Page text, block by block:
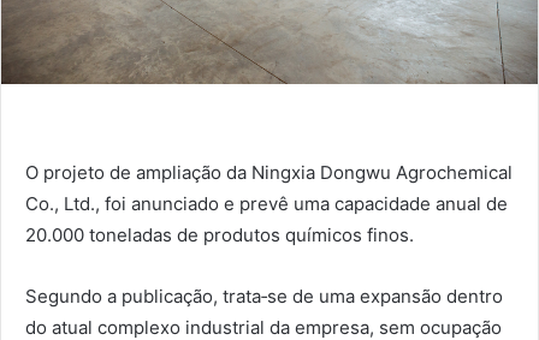
O projeto de ampliação da Ningxia Dongwu Agrochemical
Co., Ltd., foi anunciado e prevê uma capacidade anual de
20.000 toneladas de produtos químicos finos.
Segundo a publicação, trata‑se de uma expansão dentro
do atual complexo industrial da empresa, sem ocupação